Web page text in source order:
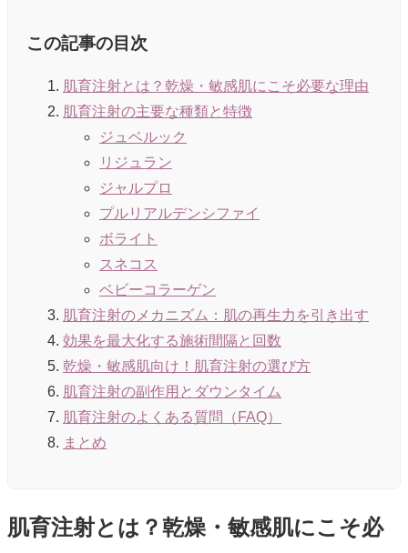
この記事の目次
肌育注射とは？乾燥・敏感肌にこそ必要な理由
肌育注射の主要な種類と特徴
ジュベルック
リジュラン
ジャルプロ
プルリアルデンシファイ
ボライト
スネコス
ベビーコラーゲン
肌育注射のメカニズム：肌の再生力を引き出す
効果を最大化する施術間隔と回数
乾燥・敏感肌向け！肌育注射の選び方
肌育注射の副作用とダウンタイム
肌育注射のよくある質問（FAQ）
まとめ
肌育注射とは？乾燥・敏感肌にこそ必